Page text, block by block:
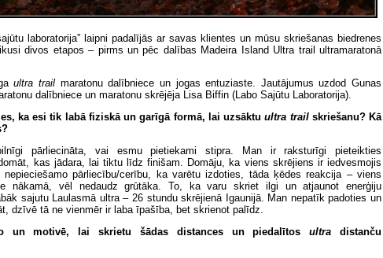
laboratorija” laipni padalījās ar savas klientes un mūsu skriešanas biedrenes
divos etapos – pirms un pēc dalības Madeira Island Ultra trail ultramaratonā
ultra trail maratonu dalībniece un jogas entuziaste. Jautājumus uzdod Gunas
dalībniece un maratonu skrējēja Lisa Biffin (Labo Sajūtu Laboratorija).
ka esi tik labā fiziskā un garīgā formā, lai uzsāktuultra trailskriešanu? Kā
pārliecināta, vai esmu pietiekami stipra. Man ir raksturīgi pieteikties
kas jādara, lai tiktu līdz finišam. Domāju, ka viens skrējiens ir iedvesmojis
nepieciešamo pārliecību/cerību, ka varētu izdoties, tāda ķēdes reakcija – viens
nākamā, vēl nedaudz grūtāka. To, ka varu skriet ilgi un atjaunot enerģiju
sajutu Laulasmā ultra – 26 stundu skrējienā Igaunijā. Man nepatīk padoties un
dzīvē tā ne vienmēr ir laba īpašība, bet skrienot palīdz.
un motivē, lai skrietu šādas distances un piedalītosultra distanču